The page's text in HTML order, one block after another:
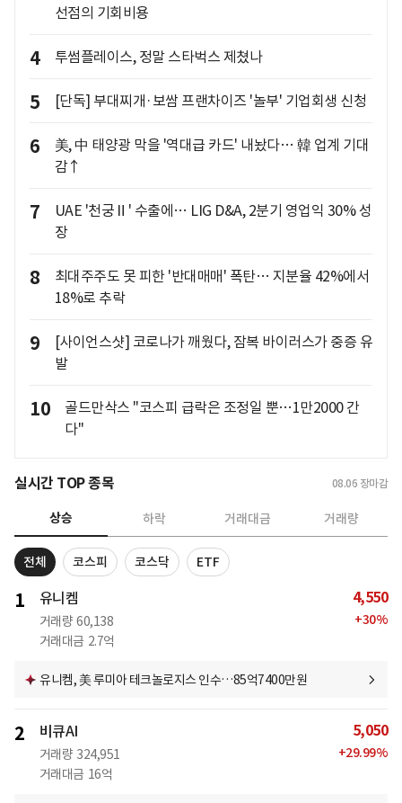
선점의 기회비용
4 투썸플레이스, 정말 스타벅스 제쳤나
5 [단독] 부대찌개·보쌈 프랜차이즈 '놀부' 기업회생 신청
6
美, 中 태양광 막을 '역대급 카드' 내놨다… 韓 업계 기대
감↑
7
UAE '천궁Ⅱ' 수출에… LIG D&A, 2분기 영업익 30% 성
장
8
최대주주도 못 피한 '반대매매' 폭탄… 지분율 42%에서
18%로 추락
9
[사이언스샷] 코로나가 깨웠다, 잠복 바이러스가 중증 유
발
10
골드만삭스 "코스피 급락은 조정일 뿐…1만2000 간
다"
실시간 TOP 종목 08.06 장마감
상승 하락 거래대금 거래량
전체 코스피 코스닥 ETF
1 유니켐
거래량 60,138
거래대금 2.7억
4,550
+30%
유니켐, 美 루미아 테크놀로지스 인수…85억7400만원
2 비큐AI
거래량 324,951
거래대금 16억
5,050
+29.99%